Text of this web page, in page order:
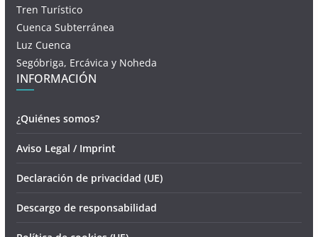
Tren Turístico
Cuenca Subterránea
Luz Cuenca
Segóbriga, Ercávica y Noheda
INFORMACIÓN
¿Quiénes somos?
Aviso Legal / Imprint
Declaración de privacidad (UE)
Descargo de responsabilidad